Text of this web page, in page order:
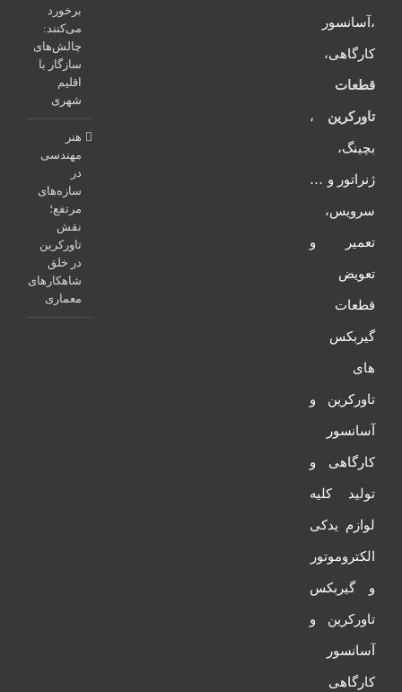
،آسانسور
کارگاهی،
قطعات
تاورکرین ،
بچینگ،
ژنراتور و …
سرویس،
تعمیر و
تعویض
قطعات
گیربکس
های
تاورکرین و
آسانسور
کارگاهی و
تولید کلیه
لوازم یدکی
الکتروموتور
و گیربکس
تاورکرین و
آسانسور
کارگاهی
برخورد
می‌کنند:
چالش‌های
سازگار با
اقلیم
شهری
هنر
مهندسی
در
سازه‌های
مرتفع؛
نقش
تاورکرین
در خلق
شاهکارهای
معماری